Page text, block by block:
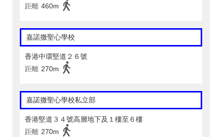
距離 460m
嘉諾撒聖心學校
香港中環堅道２６號
距離 270m
嘉諾撒聖心學校私立部
香港堅道３４號高層地下及１樓至６樓
距離 270m